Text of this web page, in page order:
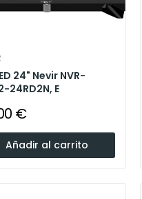
24" Nevir NVR-
24RD2N, E
€
Añadir al carrito